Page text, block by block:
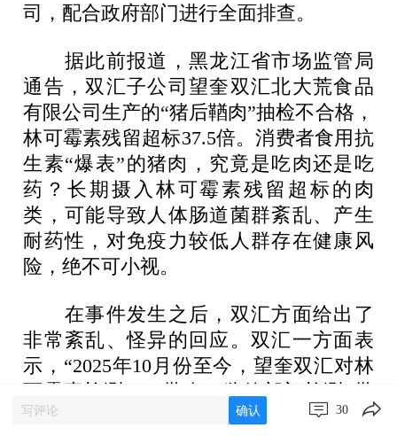
司，配合政府部门进行全面排查。
据此前报道，黑龙江省市场监管局
通告，双汇子公司望奎双汇北大荒食品
有限公司生产的“猪后鞧肉”抽检不合格，
林可霉素残留超标37.5倍。消费者食用抗
生素“爆表”的猪肉，究竟是吃肉还是吃
药？长期摄入林可霉素残留超标的肉
类，可能导致人体肠道菌群紊乱、产生
耐药性，对免疫力较低人群存在健康风
险，绝不可小视。
在事件发生之后，双汇方面给出了
非常紊乱、怪异的回应。双汇一方面表
示，“2025年10月份至今，望奎双汇对林
可霉素检测5892批次，监管部门检测3批
次，检测结论均合格”；另一方面却又称
确认 30